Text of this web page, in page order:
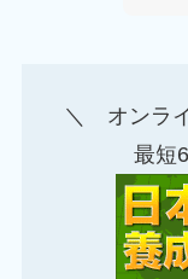
＼ オンラ
最短